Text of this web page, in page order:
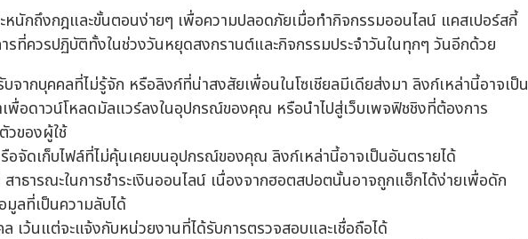
หนักถึงกฎและขั้นตอนง่ายๆ เพื่อความปลอดภัยเมื่อทำกิจกรรมออนไลน์ แคสเปอร์สกี้
รที่ควรปฏิบัติทั้งในช่วงวันหยุดสงกรานต์และกิจกรรมประจำวันในทุกๆ วันอีกด้วย
จากบุคคลที่ไม่รู้จัก หรือลิงก์ที่น่าสงสัยเพื่อนในโซเชียลมีเดียส่งมา ลิงก์เหล่านี้อาจเป็น
พื่อดาวน์โหลดมัลแวร์ลงในอุปกรณ์ของคุณ หรือนำไปสู่เว็บเพจฟิชชิงที่ต้องการ
วของผู้ใช้
อจัดเก็บไฟล์ที่ไม่คุ้นเคยบนอุปกรณ์ของคุณ ลิงก์เหล่านี้อาจเป็นอันตรายได้
สาธารณะในการชำระเงินออนไลน์ เนื่องจากฮอตสปอตนั้นอาจถูกแฮ็กได้ง่ายเพื่อดัก
มูลที่เป็นความลับได้
เว้นแต่จะแจ้งกับหน่วยงานที่ได้รับการตรวจสอบและเชื่อถือได้